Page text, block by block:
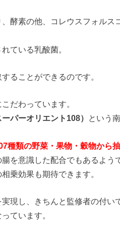
酵素の他、コレウスフォル
ている乳酸菌。
ることができるのです。
だわっています。
パーオリエント108）
という
種類の野菜・果物・穀物から
を意識した配合でもあるよう
乗効果も期待できます。
現し、きちんと監修者の付
ています。